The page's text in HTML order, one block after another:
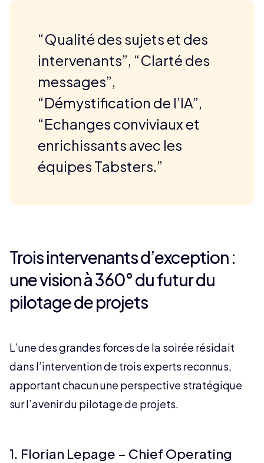
“Qualité des sujets et des
intervenants”, “Clarté des
messages”,
“Démystification de l’IA”,
“Echanges conviviaux et
enrichissants avec les
équipes Tabsters.”
Trois intervenants d’exception :
une vision à 360° du futur du
pilotage de projets
L’une des grandes forces de la soirée résidait
dans l’intervention de trois experts reconnus,
apportant chacun une perspective stratégique
sur l’avenir du pilotage de projets.
1. Florian Lepage – Chief Operating